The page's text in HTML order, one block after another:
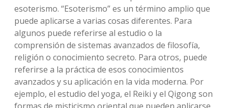
esoterismo. “Esoterismo” es un término amplio que
puede aplicarse a varias cosas diferentes. Para
algunos puede referirse al estudio o la
comprensión de sistemas avanzados de filosofía,
religión o conocimiento secreto. Para otros, puede
referirse a la práctica de esos conocimientos
avanzados y su aplicación en la vida moderna. Por
ejemplo, el estudio del yoga, el Reiki y el Qigong son